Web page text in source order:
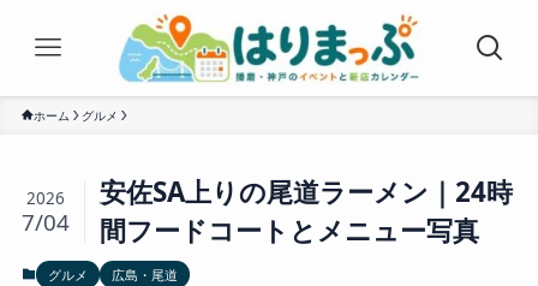
ホーム グルメ
安佐SA上りの尾道ラーメン｜24時
間フードコートとメニュー写真
2026
7/04
グルメ
広島・尾道